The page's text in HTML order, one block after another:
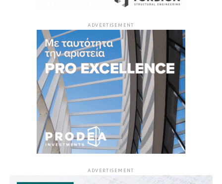
ADVERTISEMENT
ADVERTISEMENT